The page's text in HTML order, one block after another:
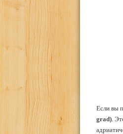
Если вы
grad).